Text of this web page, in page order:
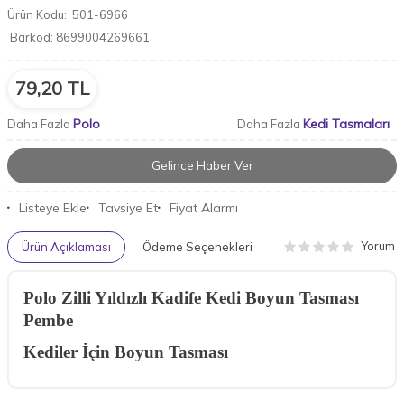
Ürün Kodu: 501-6966
Barkod: 8699004269661
79,20 TL
Daha Fazla Polo Daha Fazla Kedi Tasmaları
Gelince Haber Ver
Listeye Ekle Tavsiye Et Fiyat Alarmı
Ürün Açıklaması Ödeme Seçenekleri Yorum
Polo Zilli Yıldızlı Kadife Kedi Boyun Tasması
Pembe
Kediler İçin Boyun Tasması